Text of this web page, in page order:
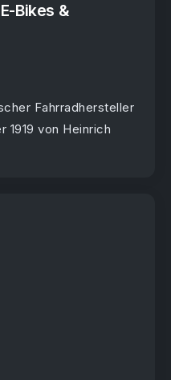
Bikes &
Fahrradhersteller
1919 von Heinrich